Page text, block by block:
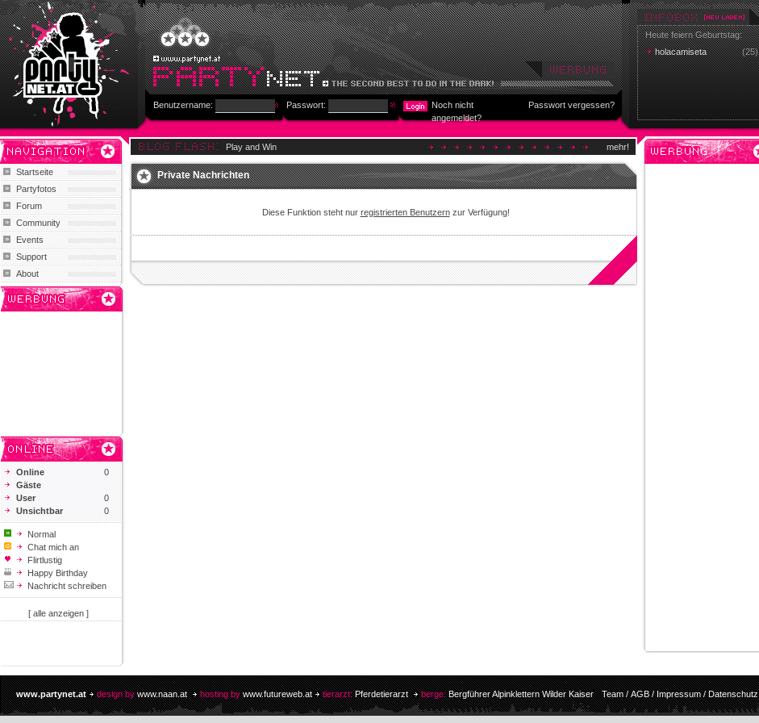
Benutzername: Passwort:
Noch nicht
angemeldet?
Passwort vergessen?
Heute feiern Geburtstag:
holacamiseta
(25)
Startseite
Partyfotos
Forum
Community
Events
Support
About
Online
0
Gäste
User
0
Unsichtbar
0
Normal
Chat mich an
Flirtlustig
Happy Birthday
Nachricht schreiben
[ alle anzeigen ]
Play and Win mehr!
Private Nachrichten
Diese Funktion steht nur registrierten Benutzernzur Verfügung!
www.partynet.at design by www.naan.at hosting by www.futureweb.at tierarzt: Pferdetierarzt berge: Bergführer Alpinklettern Wilder Kaiser Team/AGB/Impressum/Datenschutz